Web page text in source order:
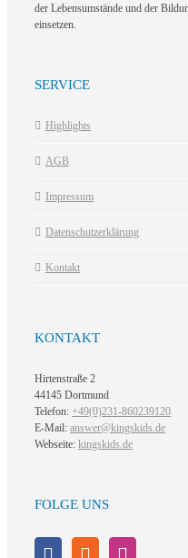
der Lebensumstände und der
einsetzen.
SERVICE
Highlights
AGB
Impressum
Datenschutzerklärung
Kontakt
KONTAKT
Hirtenstraße 2
44145 Dortmund
Telefon: +49(0)231-860239120
E-Mail: answer@kingskids.de
Webseite: kingskids.de
FOLGE UNS